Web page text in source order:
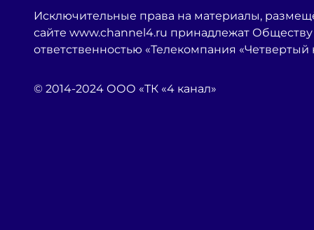
Исключительные права на материалы,
сайте www.channel4.ru принадлежат
ответственностью «Телекомпания «Четвертый
© 2014-2024 ООО «ТК «4 канал»